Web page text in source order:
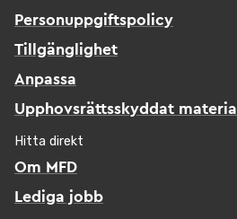
Personuppgiftspolicy
Tillgänglighet
Anpassa
Upphovsrättsskyddat material
Hitta direkt
Om MFD
Lediga jobb